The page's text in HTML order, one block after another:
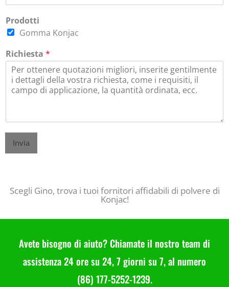
Prodotti
Gomma Konjac
Richiesta *
Invia
Scegli Gino, trova i tuoi fornitori affidabili di polvere di
Konjac!
Avete bisogno di aiuto? Chiamate il nostro team di
assistenza 24 ore su 24, 7 giorni su 7, al numero
(86) 177-5252-1239.